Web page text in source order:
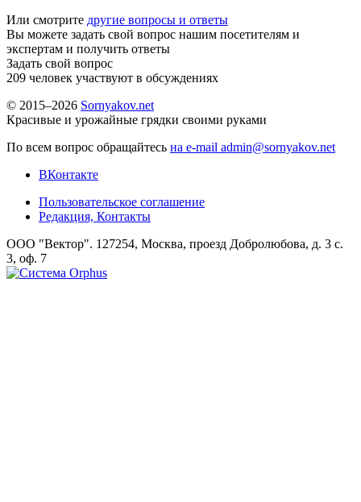
Или смотрите другие вопросы и ответы
Вы можете задать свой вопрос нашим посетителям и
экспертам и получить ответы
Задать свой вопрос
209 человек участвуют в обсуждениях
© 2015–2026 Sornyakov.net
Красивые и урожайные грядки своими руками
По всем вопрос обращайтесь на e-mail admin@sornyakov.net
ВКонтакте
Пользовательское соглашение
Редакция, Контакты
ООО "Вектор". 127254, Москва, проезд Добролюбова, д. 3 с.
3, оф. 7